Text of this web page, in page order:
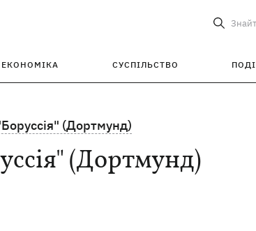
ЕКОНОМІКА СУСПІЛЬСТВО
(Дортмунд)
(Дортмунд)